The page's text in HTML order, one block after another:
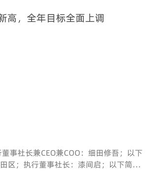
高，全年目标全面上调
事社长兼CEO兼COO：细田修吾；以下
区；执行董事社长：漆间启；以下简